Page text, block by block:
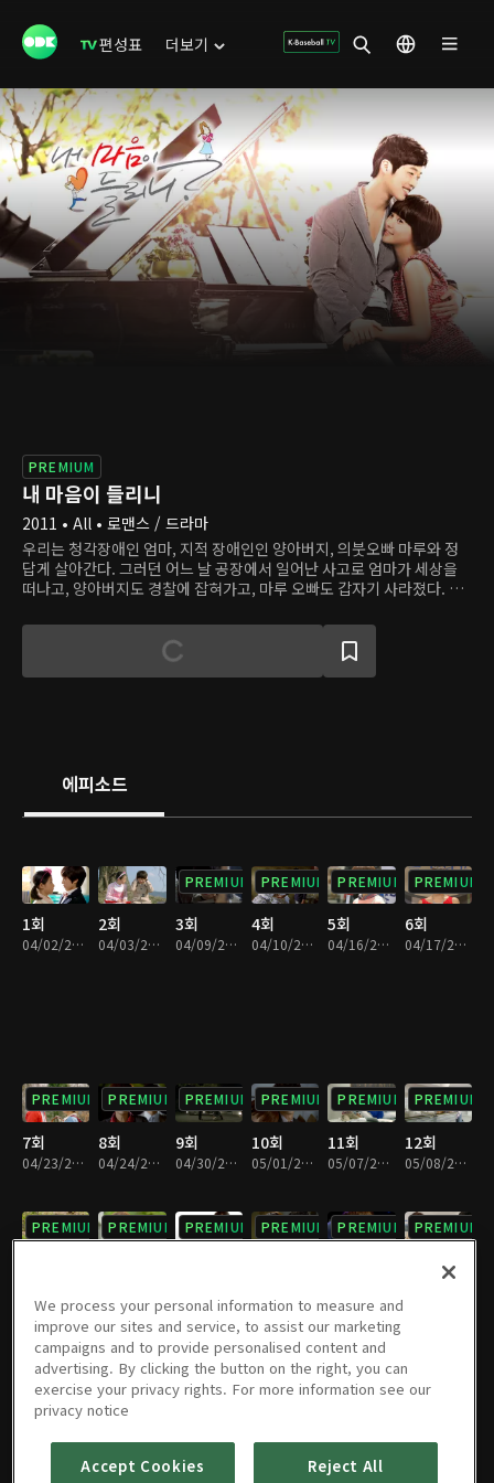
편성표 더보기
PREMIUM
내 마음이 들리니
2011 • All • 로맨스 / 드라마
우리는 청각장애인 엄마, 지적 장애인인 양아버지, 의붓오빠 마루와 정
답게 살아간다. 그러던 어느 날 공장에서 일어난 사고로 엄마가 세상을
떠나고, 양아버지도 경찰에 잡혀가고, 마루 오빠도 갑자기 사라졌다. 우
리는 길을 가다 마루 오빠와 행동, 말투, 습관마저 똑같은 한 남자를 만나
지만, 그는 마루 오빠가 아니라 차동주라는 남자였다. 사고로 청각을 잃
은 동주는 미국에서 살다가 양아버지에게 빼앗긴 할아버지의 회사를 되
에피소드
1회
04/02/2011 • 1시간 3분
2회
04/03/2011 • 1시간 5분
PREMIUM
3회
04/09/2011 • 1시간 3분
PREMIUM
4회
04/10/2011 • 1시간 4분
PREMIUM
5회
04/16/2011 • 1시간 5분
PREMIUM
6회
04/17/2011 • 1시간 4분
PREMIUM
7회
04/23/2011 • 1시간 5분
PREMIUM
8회
04/24/2011 • 1시간 4분
PREMIUM
9회
04/30/2011 • 1시간 4분
PREMIUM
10회
05/01/2011 • 1시간 6분
PREMIUM
11회
05/07/2011 • 1시간 4분
PREMIUM
12회
05/08/2011 • 1시간 5분
PREMIUM PREMIUM PREMIUM PREMIUM PREMIUM PREMIUM
PREMIUM
19회
06/04/2011 • 1시간 7분
PREMIUM
20회
PREMIUM
21회
PREMIUM
22회
PREMIUM
23회 24회
We process your personal information to measure and
improve our sites and service, to assist our marketing
campaigns and to provide personalised content and
advertising. By clicking the button on the right, you can
exercise your privacy rights. For more information see our
privacy notice
Accept Cookies Reject All